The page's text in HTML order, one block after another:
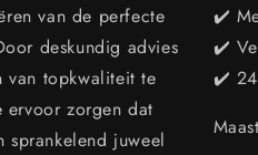
van de perfecte
deskundig advies
van topkwaliteit te
zorgen dat
sprankelend juweel
✔️
✔️
✔️